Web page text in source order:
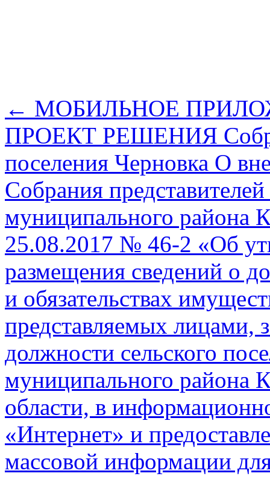
← МОБИЛЬНОЕ
ПРОЕКТ РЕШЕНИЯ
поселения Черновка О
Собрания
муниципального района
25.08.2017 № 46-2 «Об
размещения сведений о
и обязательствах
представляемых
должности сельского
муниципального района
области, в
«Интернет» и
массовой информации